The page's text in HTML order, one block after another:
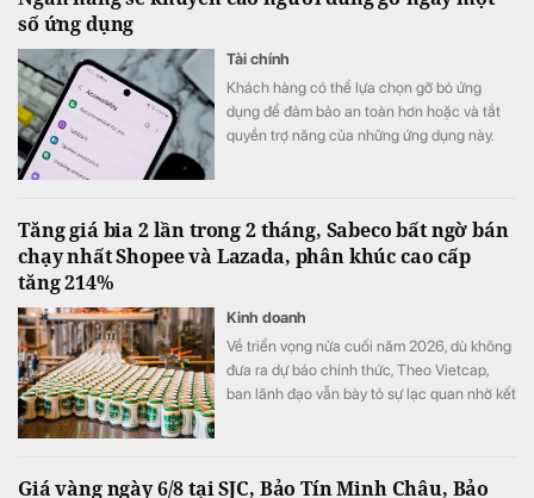
nghiệp văn hóa.
số ứng dụng
Tài chính
Khách hàng có thể lựa chọn gỡ bỏ ứng
dụng để đảm bảo an toàn hơn hoặc và tắt
quyền trợ năng của những ứng dụng này.
Tăng giá bia 2 lần trong 2 tháng, Sabeco bất ngờ bán
chạy nhất Shopee và Lazada, phân khúc cao cấp
tăng 214%
Kinh doanh
Về triển vọng nửa cuối năm 2026, dù không
đưa ra dự báo chính thức, Theo Vietcap,
ban lãnh đạo vẫn bày tỏ sự lạc quan nhờ kết
Giá vàng ngày 6/8 tại SJC, Bảo Tín Minh Châu, Bảo